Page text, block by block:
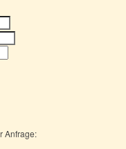
Anfrage: